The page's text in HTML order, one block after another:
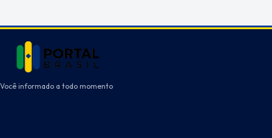
Você informado a todo momento